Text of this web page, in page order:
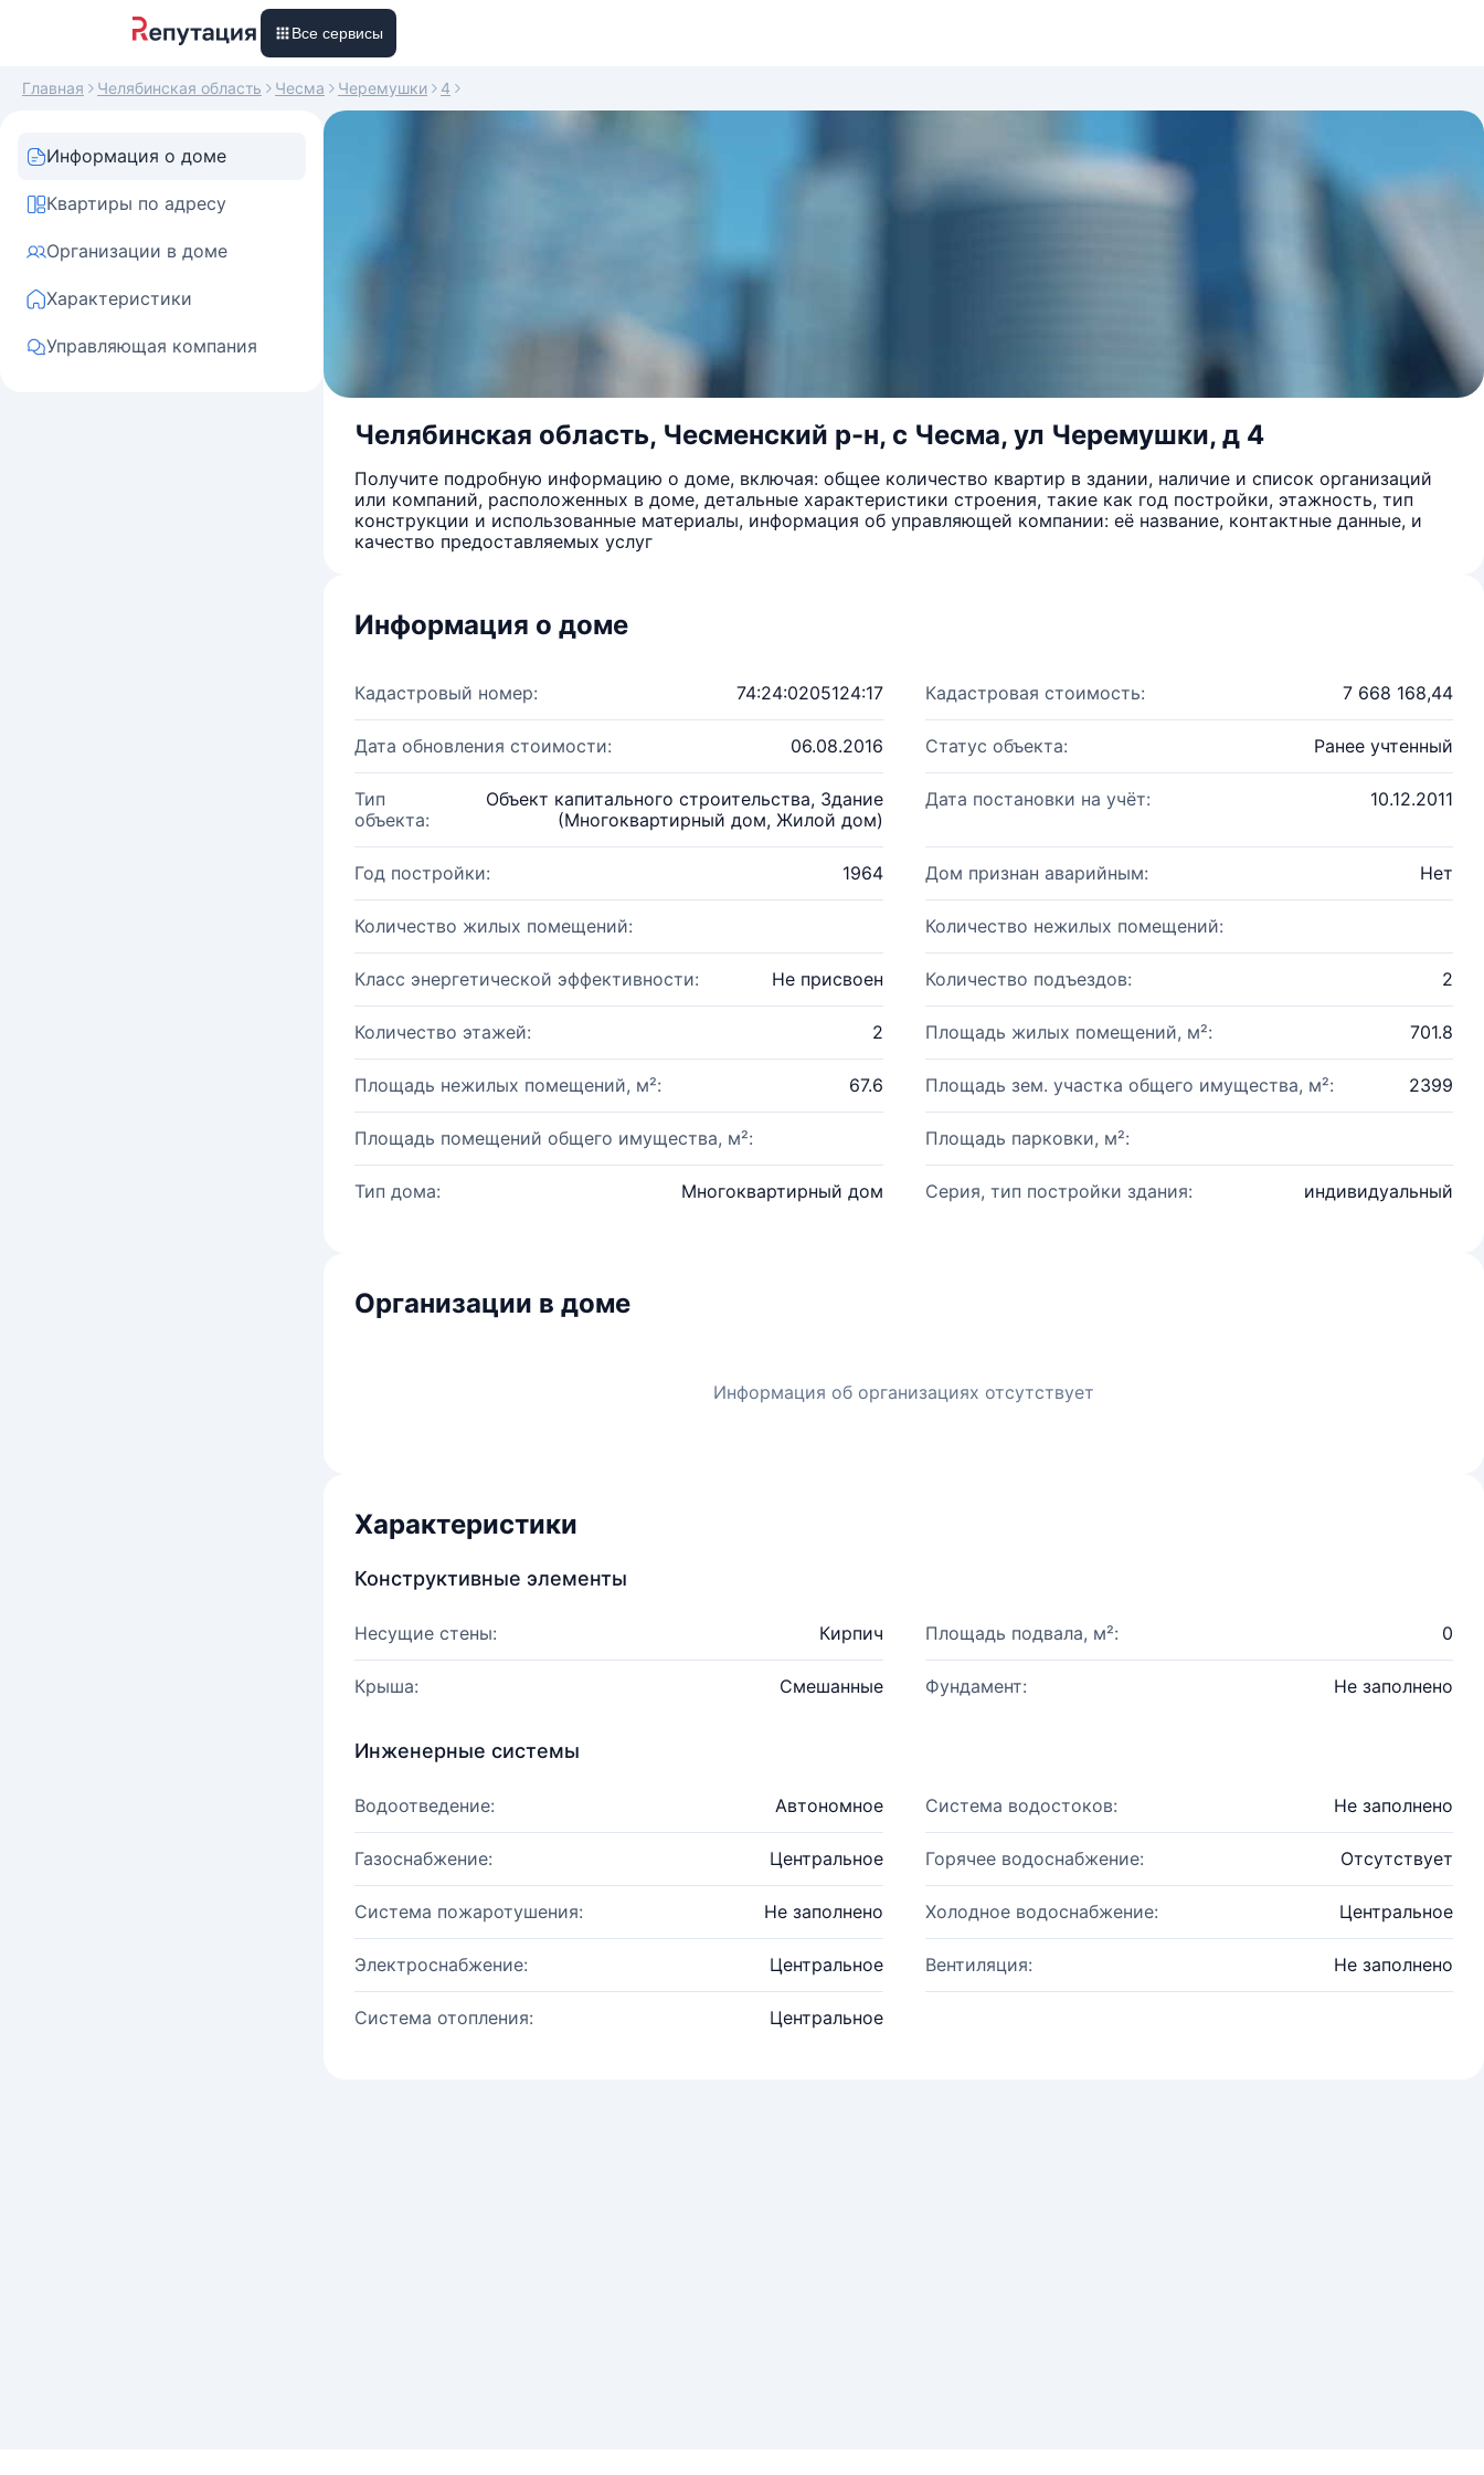
Все сервисы
Главная Челябинская область Чесма Черемушки 4
Информация о доме
Квартиры по адресу
Организации в доме
Характеристики
Управляющая компания
Челябинская область, Чесменский р-н, с Чесма, ул Черемушки, д 4
Получите подробную информацию о доме, включая: общее количество квартир в здании, наличие и список организаций
или компаний, расположенных в доме, детальные характеристики строения, такие как год постройки, этажность, тип
конструкции и использованные материалы, информация об управляющей компании: её название, контактные данные, и
качество предоставляемых услуг
Информация о доме
Кадастровый номер: 74:24:0205124:17 Кадастровая стоимость: 7 668 168,44
Дата обновления стоимости: 06.08.2016 Статус объекта: Ранее учтенный
Тип
объекта:
Объект капитального строительства, Здание
(Многоквартирный дом, Жилой дом)
Дата постановки на учёт: 10.12.2011
Год постройки: 1964 Дом признан аварийным: Нет
Количество жилых помещений: Количество нежилых помещений:
Класс энергетической эффективности: Не присвоен Количество подъездов: 2
Количество этажей: 2 Площадь жилых помещений, м²: 701.8
Площадь нежилых помещений, м²: 67.6 Площадь зем. участка общего имущества, м²: 2399
Площадь помещений общего имущества, м²: Площадь парковки, м²:
Тип дома: Многоквартирный дом Серия, тип постройки здания: индивидуальный
Организации в доме
Информация об организациях отсутствует
Характеристики
Конструктивные элементы
Несущие стены: Кирпич Площадь подвала, м²: 0
Крыша: Смешанные Фундамент: Не заполнено
Инженерные системы
Водоотведение: Автономное Система водостоков: Не заполнено
Газоснабжение: Центральное Горячее водоснабжение: Отсутствует
Система пожаротушения: Не заполнено Холодное водоснабжение: Центральное
Электроснабжение: Центральное Вентиляция: Не заполнено
Система отопления: Центральное